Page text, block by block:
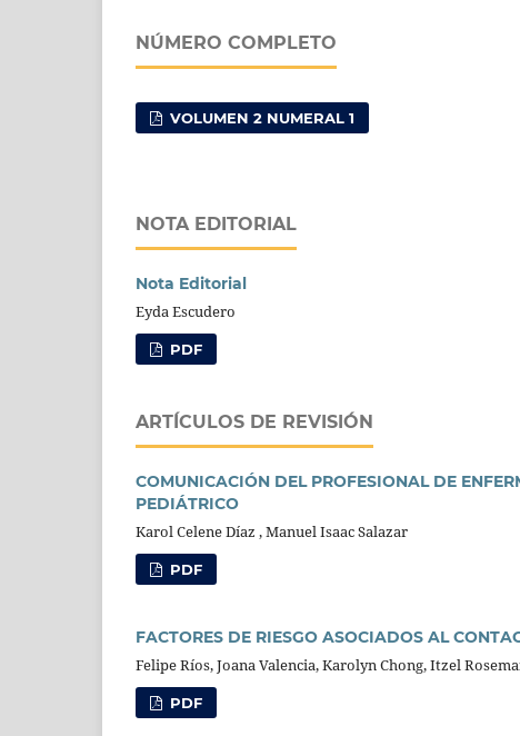
NÚMERO COMPLETO
VOLUMEN 2 NUMERAL 1
NOTA EDITORIAL
Nota Editorial
Eyda Escudero
PDF
ARTÍCULOS DE REVISIÓN
COMUNICACIÓN DEL PROFESIONAL DE
PEDIÁTRICO
Karol Celene Díaz , Manuel Isaac Salazar
PDF
FACTORES DE RIESGO ASOCIADOS AL
Felipe Ríos, Joana Valencia, Karolyn Chong, Itzel
PDF